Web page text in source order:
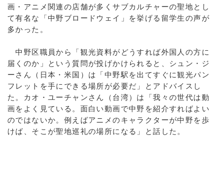
画・アニメ関連の店舗が多くサブカルチャーの聖地とし
て有名な「中野ブロードウェイ」を挙げる留学生の声が
多かった。
中野区職員から「観光資料がどうすれば外国人の方に
届くのか」という質問が投げかけられると、シュン・ジ
ーさん（日本・米国）は「中野駅を出てすぐに観光パン
フレットを手にできる場所が必要だ」とアドバイスし
た。カオ・ユーチャンさん（台湾）は「我々の世代は動
画をよく見ている。面白い動画で中野を紹介すればよい
のではないか。例えばアニメのキャラクターが中野を歩
けば、そこが聖地巡礼の場所になる」と話した。